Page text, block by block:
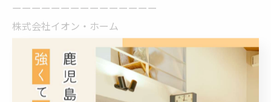
ーーーーーーーーーーーーーーー
株式会社イオン・ホーム
住所:鹿児島市田上7丁目1-35
TEL:099-295-0365
－－－－－－－－－－－－－－ー